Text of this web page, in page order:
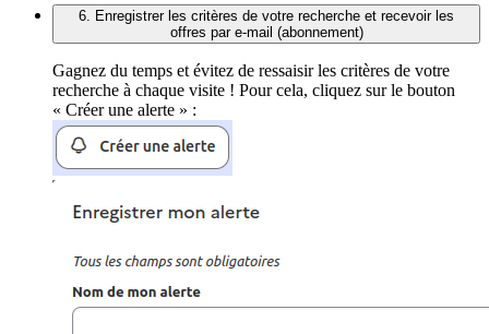
6. Enregistrer les critères de votre recherche et recevoir les
offres par e-mail (abonnement)
Gagnez du temps et évitez de ressaisir les critères de votre
recherche à chaque visite ! Pour cela, cliquez sur le bouton
« Créer une alerte » :